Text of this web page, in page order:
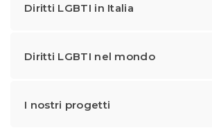
Diritti LGBTI in Italia
Diritti LGBTI nel mondo
I nostri progetti